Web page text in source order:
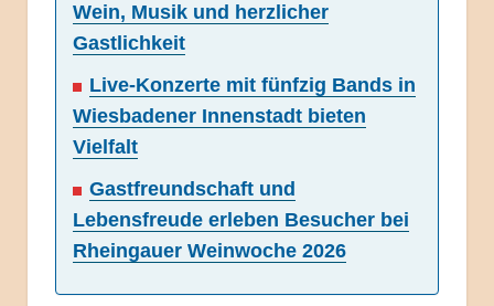
Wein, Musik und herzlicher
Gastlichkeit
Live-Konzerte mit fünfzig Bands in
Wiesbadener Innenstadt bieten
Vielfalt
Gastfreundschaft und
Lebensfreude erleben Besucher bei
Rheingauer Weinwoche 2026